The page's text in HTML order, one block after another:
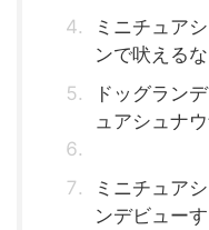
ミニチュア
ンで吠える
ドッグラン
ュアシュナ
ミニチュア
ンデビュー